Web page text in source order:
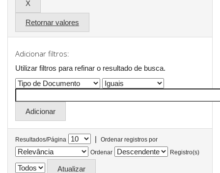
Retornar valores
Adicionar filtros:
Utilizar filtros para refinar o resultado de busca.
Resultados/Página |
Ordenar registros por
Ordenar
Registro(s)